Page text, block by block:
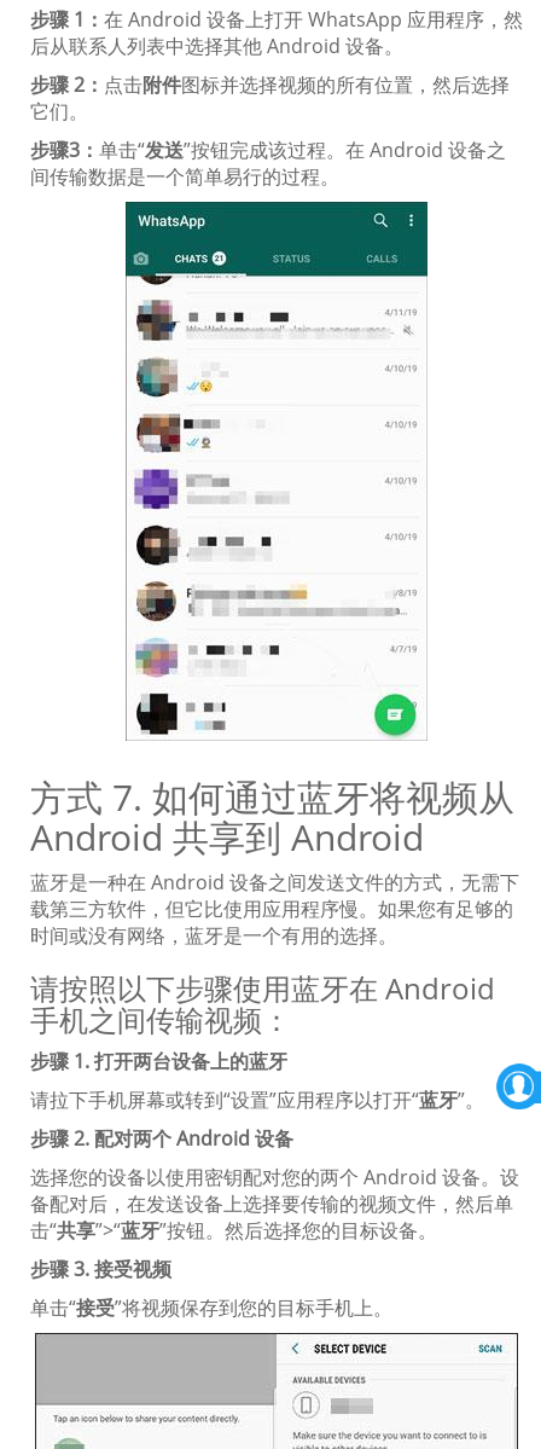
步骤 1： 在 Android 设备上打开 WhatsApp 应用程序，然
后从联系人列表中选择其他 Android 设备。
步骤 2： 点击附件图标并选择视频的所有位置，然后选择
它们。
步骤3： 单击“发送”按钮完成该过程。在 Android 设备之
间传输数据是一个简单易行的过程。
方式 7. 如何通过蓝牙将视频从
Android 共享到 Android
蓝牙是一种在 Android 设备之间发送文件的方式，无需下
载第三方软件，但它比使用应用程序慢。如果您有足够的
时间或没有网络，蓝牙是一个有用的选择。
请按照以下步骤使用蓝牙在 Android
手机之间传输视频：
步骤 1. 打开两台设备上的蓝牙
请拉下手机屏幕或转到“设置”应用程序以打开“蓝牙”。
步骤 2. 配对两个 Android 设备
选择您的设备以使用密钥配对您的两个 Android 设备。设
备配对后，在发送设备上选择要传输的视频文件，然后单
击“共享”>“蓝牙”按钮。然后选择您的目标设备。
步骤 3. 接受视频
单击“接受”将视频保存到您的目标手机上。